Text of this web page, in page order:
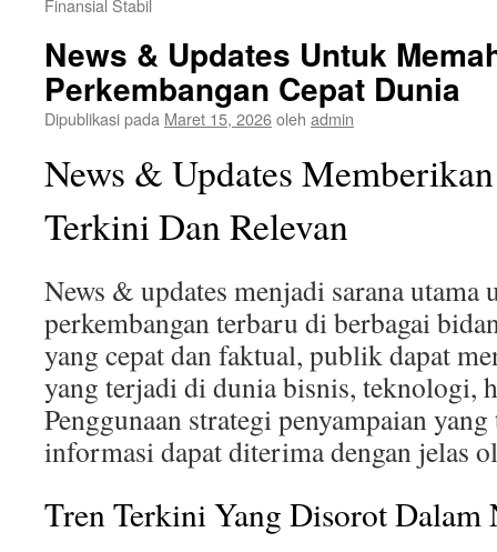
Finansial Stabil
News & Updates Untuk
Perkembangan Cepat Dunia
Dipublikasi pada Maret 15, 2026oleh admin
News & Updates
Terkini Dan Relevan
News & updates menjadi sarana utama
perkembangan terbaru di berbagai
yang cepat dan faktual, publik dapat
yang terjadi di dunia bisnis, teknologi,
Penggunaan strategi penyampaian
informasi dapat diterima dengan jelas
Tren Terkini Yang Disorot Dalam